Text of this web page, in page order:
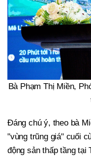
Bà Phạm Thị Miền,
Đáng chú ý, theo bà
"vùng trũng giá" cuối
động sản thấp tầng tại